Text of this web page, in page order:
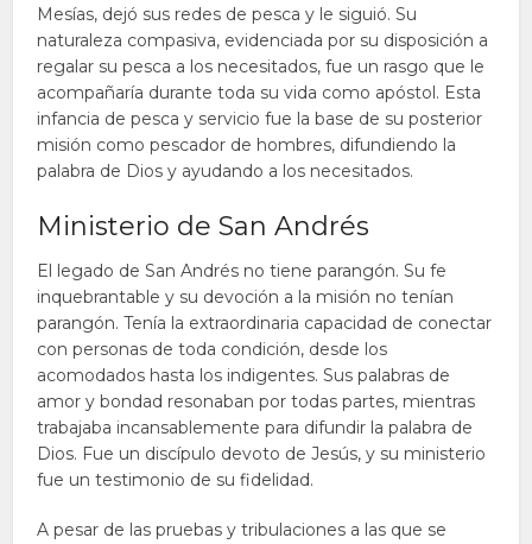
Mesías, dejó sus redes de pesca y le siguió. Su
naturaleza compasiva, evidenciada por su disposición a
regalar su pesca a los necesitados, fue un rasgo que le
acompañaría durante toda su vida como apóstol. Esta
infancia de pesca y servicio fue la base de su posterior
misión como pescador de hombres, difundiendo la
palabra de Dios y ayudando a los necesitados.
Ministerio de San Andrés
El legado de San Andrés no tiene parangón. Su fe
inquebrantable y su devoción a la misión no tenían
parangón. Tenía la extraordinaria capacidad de conectar
con personas de toda condición, desde los
acomodados hasta los indigentes. Sus palabras de
amor y bondad resonaban por todas partes, mientras
trabajaba incansablemente para difundir la palabra de
Dios. Fue un discípulo devoto de Jesús, y su ministerio
fue un testimonio de su fidelidad.
A pesar de las pruebas y tribulaciones a las que se